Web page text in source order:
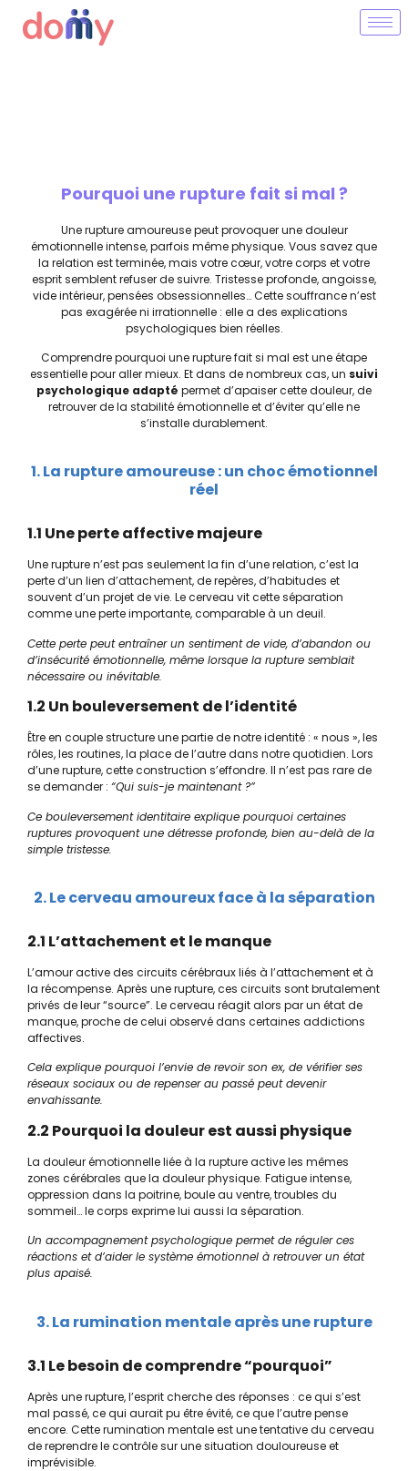
Pourquoi une rupture fait si mal ?
Une rupture amoureuse peut provoquer une douleur
émotionnelle intense, parfois même physique. Vous savez que
la relation est terminée, mais votre cœur, votre corps et votre
esprit semblent refuser de suivre. Tristesse profonde, angoisse,
vide intérieur, pensées obsessionnelles… Cette souffrance n’est
pas exagérée ni irrationnelle : elle a des explications
psychologiques bien réelles.
Comprendre pourquoi une rupture fait si mal est une étape
essentielle pour aller mieux. Et dans de nombreux cas, un suivi
psychologique adapté permet d’apaiser cette douleur, de
retrouver de la stabilité émotionnelle et d’éviter qu’elle ne
s’installe durablement.
1. La rupture amoureuse : un choc émotionnel
réel
1.1 Une perte affective majeure
Une rupture n’est pas seulement la fin d’une relation, c’est la
perte d’un lien d’attachement, de repères, d’habitudes et
souvent d’un projet de vie. Le cerveau vit cette séparation
comme une perte importante, comparable à un deuil.
Cette perte peut entraîner un sentiment de vide, d’abandon ou
d’insécurité émotionnelle, même lorsque la rupture semblait
nécessaire ou inévitable.
1.2 Un bouleversement de l’identité
Être en couple structure une partie de notre identité : « nous », les
rôles, les routines, la place de l’autre dans notre quotidien. Lors
d’une rupture, cette construction s’effondre. Il n’est pas rare de
se demander : “Qui suis-je maintenant ?”
Ce bouleversement identitaire explique pourquoi certaines
ruptures provoquent une détresse profonde, bien au-delà de la
simple tristesse.
2. Le cerveau amoureux face à la séparation
2.1 L’attachement et le manque
L’amour active des circuits cérébraux liés à l’attachement et à
la récompense. Après une rupture, ces circuits sont brutalement
privés de leur “source”. Le cerveau réagit alors par un état de
manque, proche de celui observé dans certaines addictions
affectives.
Cela explique pourquoi l’envie de revoir son ex, de vérifier ses
réseaux sociaux ou de repenser au passé peut devenir
envahissante.
2.2 Pourquoi la douleur est aussi physique
La douleur émotionnelle liée à la rupture active les mêmes
zones cérébrales que la douleur physique. Fatigue intense,
oppression dans la poitrine, boule au ventre, troubles du
sommeil… le corps exprime lui aussi la séparation.
Un accompagnement psychologique permet de réguler ces
réactions et d’aider le système émotionnel à retrouver un état
plus apaisé.
3. La rumination mentale après une rupture
3.1 Le besoin de comprendre “pourquoi”
Après une rupture, l’esprit cherche des réponses : ce qui s’est
mal passé, ce qui aurait pu être évité, ce que l’autre pense
encore. Cette rumination mentale est une tentative du cerveau
de reprendre le contrôle sur une situation douloureuse et
imprévisible.